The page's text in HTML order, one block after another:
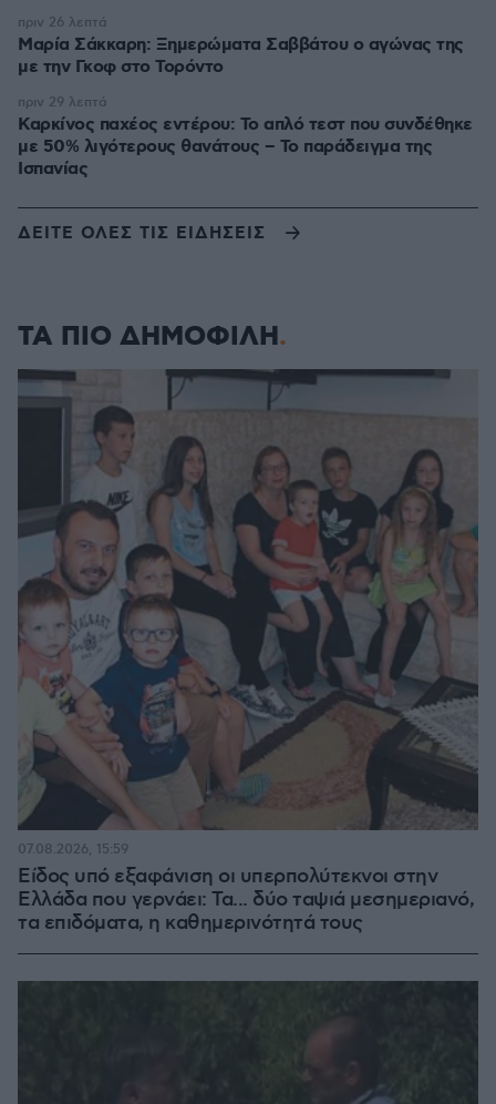
Μαρία Σάκκαρη: Ξημερώματα Σαββάτου ο αγώνας της
με την Γκοφ στο Τορόντο
πριν 26 λεπτά
Καρκίνος παχέος εντέρου: Το απλό τεστ που συνδέθηκε
με 50% λιγότερους θανάτους – Το παράδειγμα της
Ισπανίας
πριν 29 λεπτά
ΔΕΙΤΕ ΟΛΕΣ ΤΙΣ ΕΙΔΗΣΕΙΣ
ΤΑ ΠΙΟ ΔΗΜΟΦΙΛΗ
Είδος υπό εξαφάνιση οι υπερπολύτεκνοι στην
Ελλάδα που γερνάει: Τα... δύο ταψιά μεσημεριανό,
τα επιδόματα, η καθημερινότητά τους
07.08.2026, 15:59